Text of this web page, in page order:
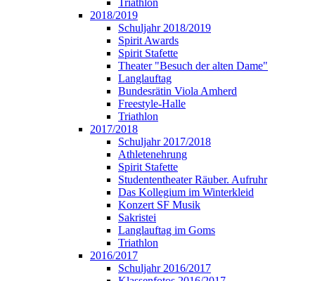
Triathlon
2018/2019
Schuljahr 2018/2019
Spirit Awards
Spirit Stafette
Theater "Besuch der alten Dame"
Langlauftag
Bundesrätin Viola Amherd
Freestyle-Halle
Triathlon
2017/2018
Schuljahr 2017/2018
Athletenehrung
Spirit Stafette
Studententheater Räuber. Aufruhr
Das Kollegium im Winterkleid
Konzert SF Musik
Sakristei
Langlauftag im Goms
Triathlon
2016/2017
Schuljahr 2016/2017